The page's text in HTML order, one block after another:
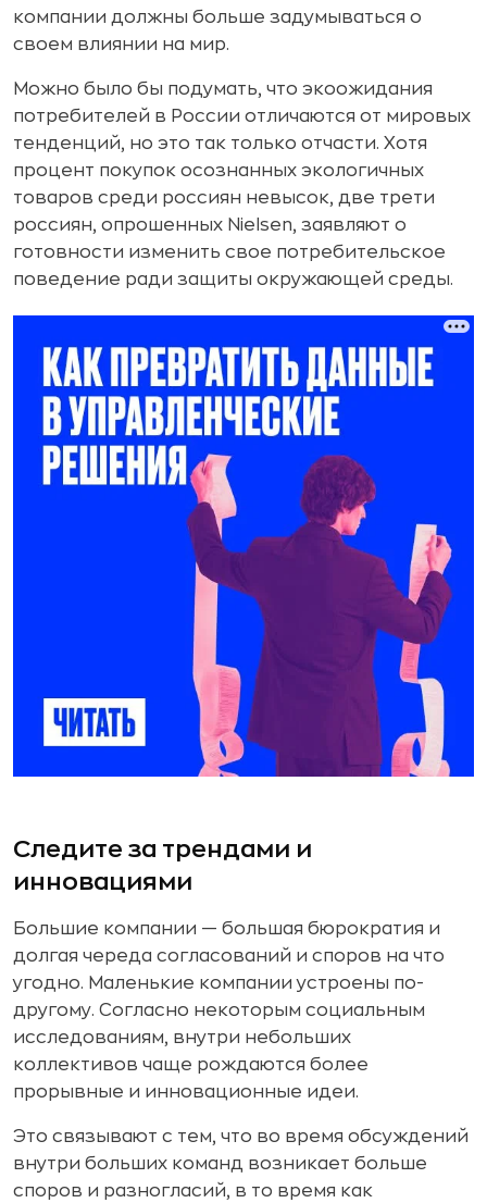
компании должны больше задумываться о
своем влиянии на мир.
Можно было бы подумать, что экоожидания
потребителей в России отличаются от мировых
тенденций, но это так только отчасти. Хотя
процент покупок осознанных экологичных
товаров среди россиян невысок, две трети
россиян, опрошенных Nielsen, заявляют о
готовности изменить свое потребительское
поведение ради защиты окружающей среды.
Следите за трендами и
инновациями
Большие компании — большая бюрократия и
долгая череда согласований и споров на что
угодно. Маленькие компании устроены по-
другому. Согласно некоторым социальным
исследованиям, внутри небольших
коллективов чаще рождаются более
прорывные и инновационные идеи.
Это связывают с тем, что во время обсуждений
внутри больших команд возникает больше
споров и разногласий, в то время как